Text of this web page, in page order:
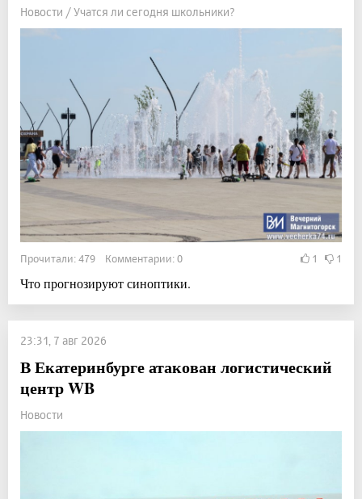
Новости / Учатся ли сегодня школьники?
Прочитали: 479 Комментарии: 0 1 1
Что прогнозируют синоптики.
23:31, 7 авг 2026
В Екатеринбурге атакован логистический
центр WB
Новости